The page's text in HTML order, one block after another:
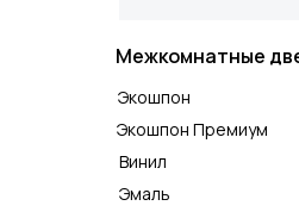
Эмаль
Винил
Экошпон Премиум
Экошпон
Межкомнатные